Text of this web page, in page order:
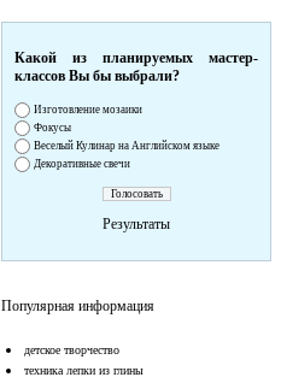
Какой из планируемых мастер-
классов Вы бы выбрали?
Изготовление мозаики
Фокусы
Веселый Кулинар на Английском языке
Декоративные свечи
Результаты
Популярная информация
детское творчество
техника лепки из глины